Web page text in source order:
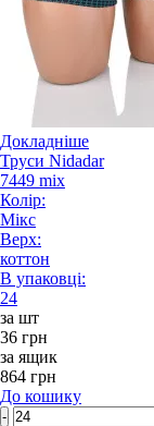
Докладніше
Труси Nidadar
7449 mix
Колір:
Мікс
Верх:
коттон
В упаковці:
24
за шт
36 грн
за ящик
864 грн
До кошику
-